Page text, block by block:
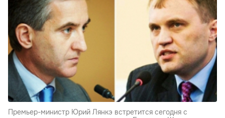
Премьер-министр Юрий Лянкэ встретится сегодня с